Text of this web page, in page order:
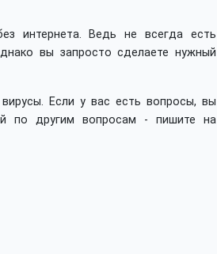
интернета. Ведь не всегда есть
вы запросто сделаете нужный
Если у вас есть вопросы, вы
по другим вопросам - пишите на